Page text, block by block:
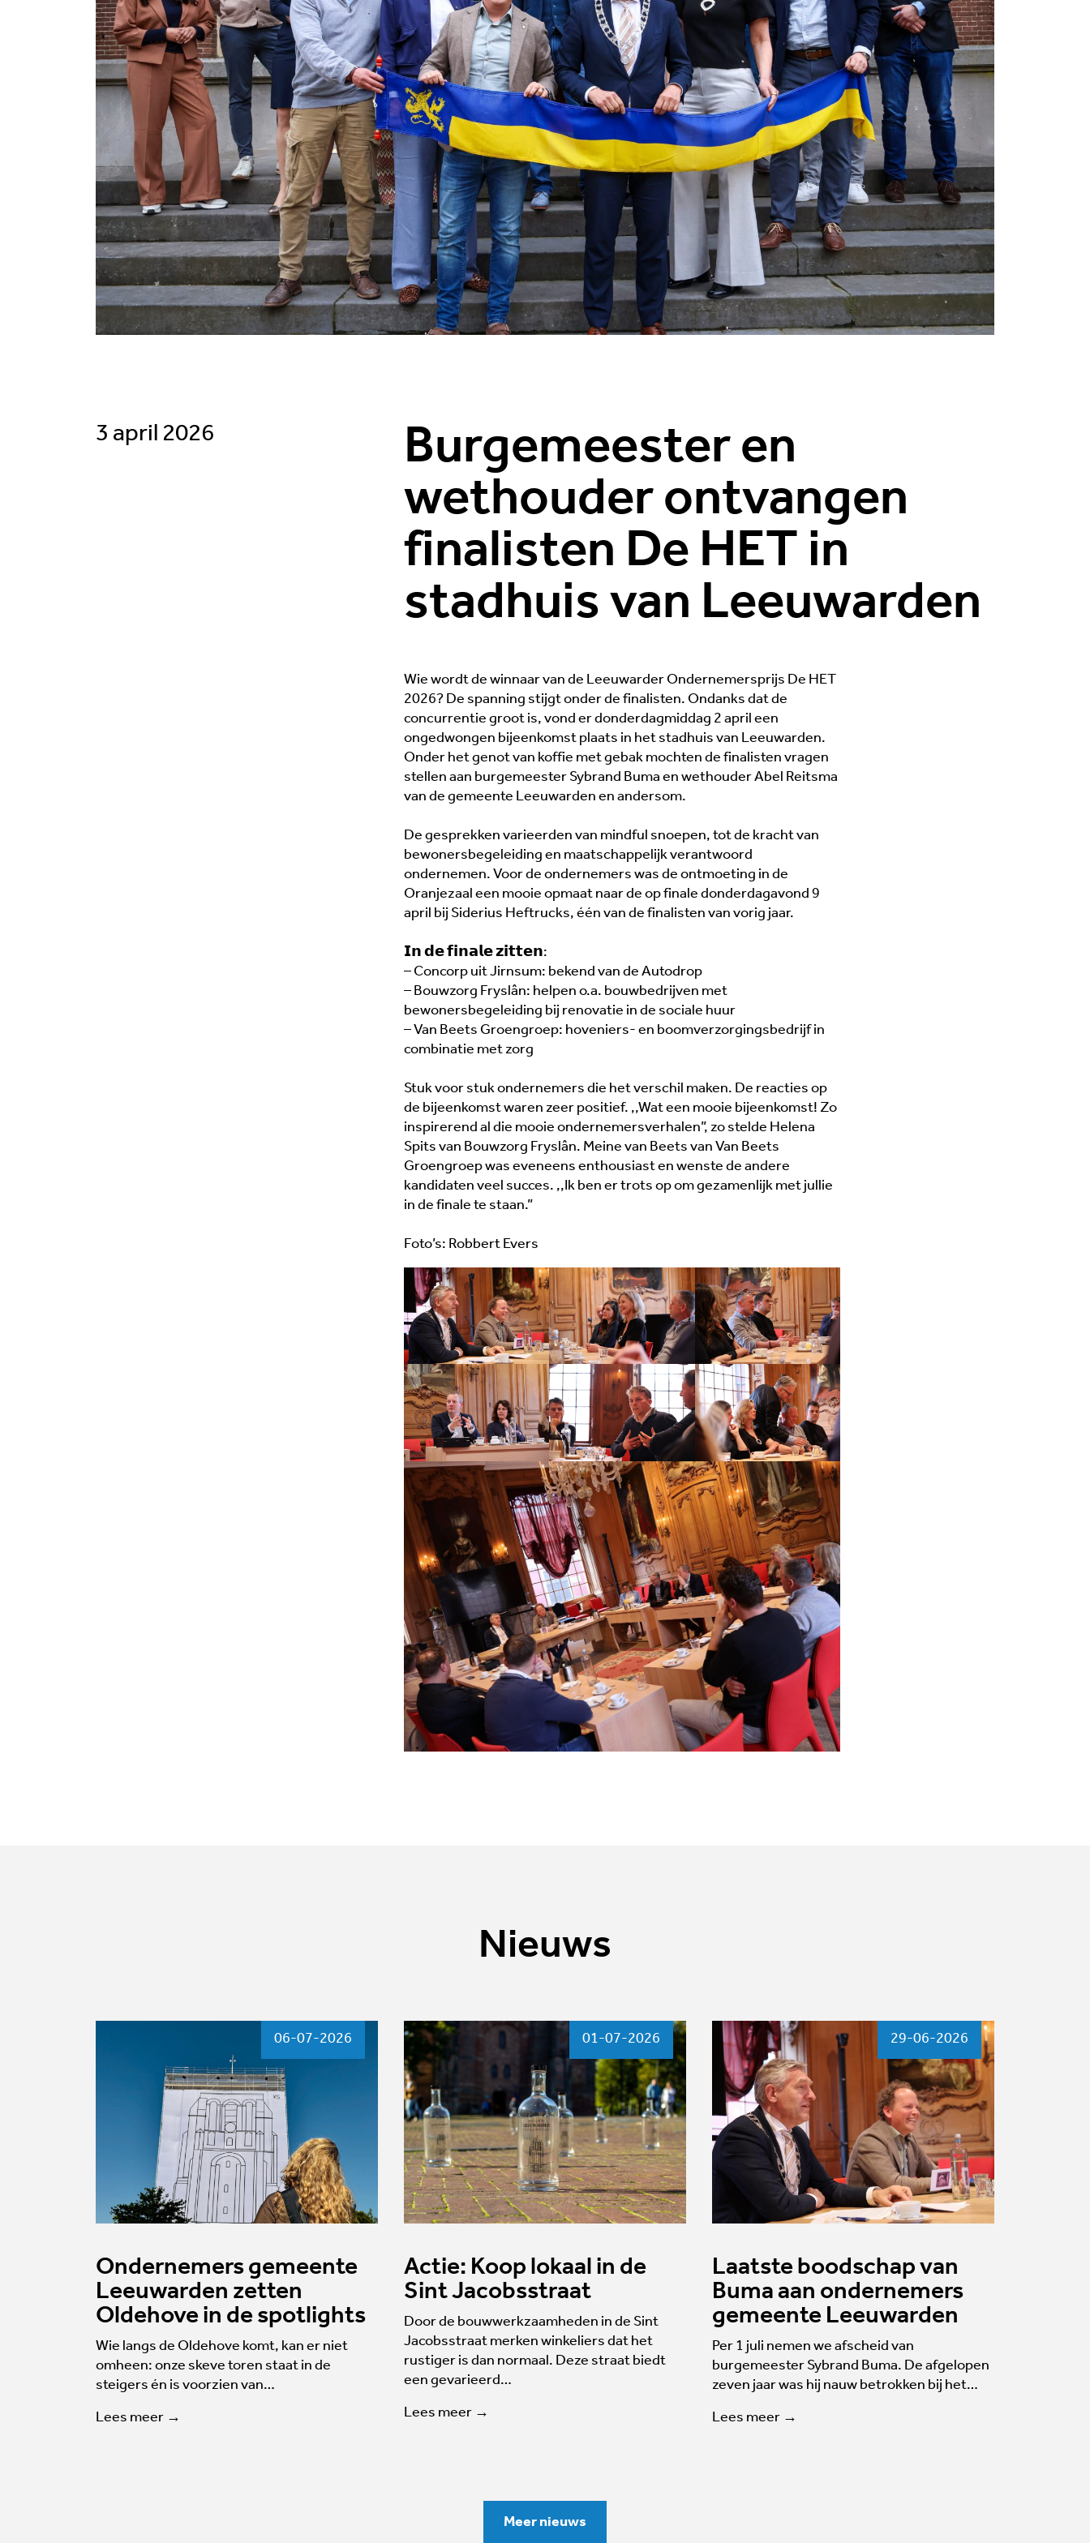
3 april 2026
Burgemeester en
wethouder ontvangen
finalisten De HET in
stadhuis van Leeuwarden
Wie wordt de winnaar van de Leeuwarder Ondernemersprijs De HET
2026? De spanning stijgt onder de finalisten. Ondanks dat de
concurrentie groot is, vond er donderdagmiddag 2 april een
ongedwongen bijeenkomst plaats in het stadhuis van Leeuwarden.
Onder het genot van koffie met gebak mochten de finalisten vragen
stellen aan burgemeester Sybrand Buma en wethouder Abel Reitsma
van de gemeente Leeuwarden en andersom.
De gesprekken varieerden van mindful snoepen, tot de kracht van
bewonersbegeleiding en maatschappelijk verantwoord
ondernemen. Voor de ondernemers was de ontmoeting in de
Oranjezaal een mooie opmaat naar de op finale donderdagavond 9
april bij Siderius Heftrucks, één van de finalisten van vorig jaar.
𝗜𝗻 𝗱𝗲 𝗳𝗶𝗻𝗮𝗹𝗲 𝘇𝗶𝘁𝘁𝗲𝗻:
– Concorp uit Jirnsum: bekend van de Autodrop
– Bouwzorg Fryslân: helpen o.a. bouwbedrijven met
bewonersbegeleiding bij renovatie in de sociale huur
– Van Beets Groengroep: hoveniers- en boomverzorgingsbedrijf in
combinatie met zorg
Stuk voor stuk ondernemers die het verschil maken. De reacties op
de bijeenkomst waren zeer positief. ,,Wat een mooie bijeenkomst! Zo
inspirerend al die mooie ondernemersverhalen”, zo stelde Helena
Spits van Bouwzorg Fryslân. Meine van Beets van Van Beets
Groengroep was eveneens enthousiast en wenste de andere
kandidaten veel succes. ,,Ik ben er trots op om gezamenlijk met jullie
in de finale te staan.”
Foto’s: Robbert Evers
Nieuws
06-07-2026
Ondernemers gemeente
Leeuwarden zetten
Oldehove in de spotlights
Wie langs de Oldehove komt, kan er niet
omheen: onze skeve toren staat in de
steigers én is voorzien van…
Lees meer →
01-07-2026
Actie: Koop lokaal in de
Sint Jacobsstraat
Door de bouwwerkzaamheden in de Sint
Jacobsstraat merken winkeliers dat het
rustiger is dan normaal. Deze straat biedt
een gevarieerd…
Lees meer →
29-06-2026
Laatste boodschap van
Buma aan ondernemers
gemeente Leeuwarden
Per 1 juli nemen we afscheid van
burgemeester Sybrand Buma. De afgelopen
zeven jaar was hij nauw betrokken bij het…
Lees meer →
Meer nieuws